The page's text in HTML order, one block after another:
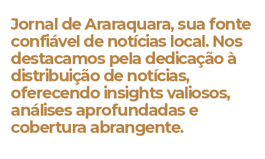
Jornal de Araraquara, sua fonte
confiável de notícias local. Nos
destacamos pela dedicação à
distribuição de notícias,
oferecendo insights valiosos,
análises aprofundadas e
cobertura abrangente.